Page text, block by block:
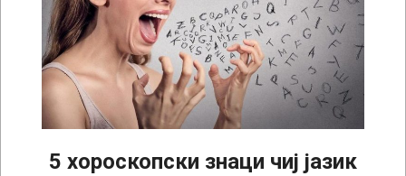
5 хороскопски знаци чиј јазик